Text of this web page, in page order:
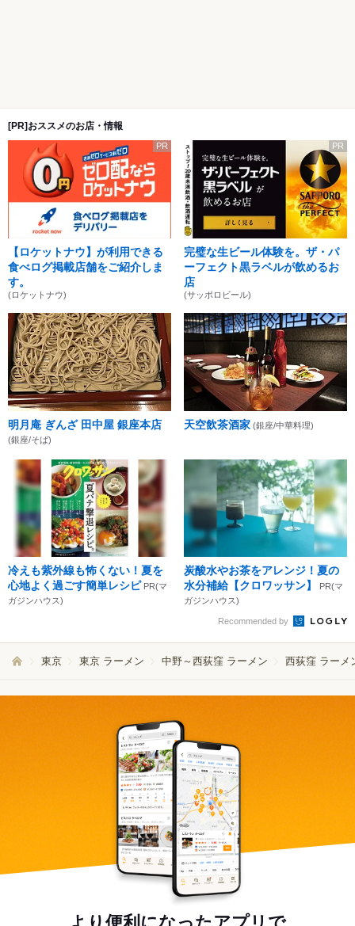
[PR]おススメのお店・情報
PR
【ロケットナウ】が利用できる
食べログ掲載店舗をご紹介しま
す。
(ロケットナウ)
PR
完璧な生ビール体験を。ザ・パ
ーフェクト黒ラベルが飲めるお
店
(サッポロビール)
明月庵 ぎんざ 田中屋 銀座本店
(銀座/そば)
天空飲茶酒家 (銀座/中華料理)
冷えも紫外線も怖くない！夏を
心地よく過ごす簡単レシピ PR(マ
ガジンハウス)
炭酸水やお茶をアレンジ！夏の
水分補給【クロワッサン】
PR(マ
ガジンハウス)
Recommended by
東京 東京 ラーメン 中野～西荻窪 ラーメン 西荻窪 ラーメ